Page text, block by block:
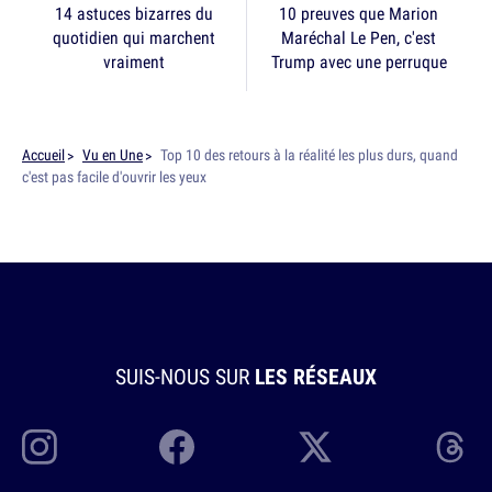
14 astuces bizarres du
quotidien qui marchent
vraiment
10 preuves que Marion
Maréchal Le Pen, c'est
Trump avec une perruque
Accueil Vu en Une
Top 10 des retours à la réalité les plus durs, quand
c'est pas facile d'ouvrir les yeux
SUIS-NOUS SUR LES RÉSEAUX